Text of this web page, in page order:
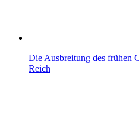
Die Ausbreitung des frühen
Reich